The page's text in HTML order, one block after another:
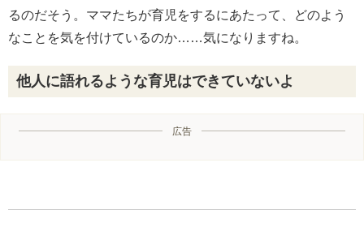
るのだそう。ママたちが育児をするにあたって、どのよう
なことを気を付けているのか……気になりますね。
他人に語れるような育児はできていないよ
広告